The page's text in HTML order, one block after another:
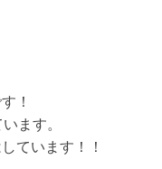
！
ます。
ています！！